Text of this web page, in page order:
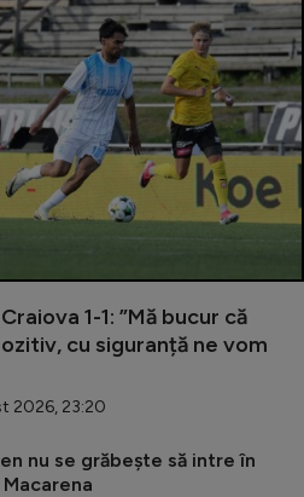
1-1: ”Mă bucur că
cu siguranță ne vom
2026, 23:20
nu se grăbește să intre în